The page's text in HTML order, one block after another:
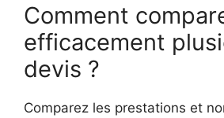
Comment
efficacement
devis ?
Comparez les prestations et